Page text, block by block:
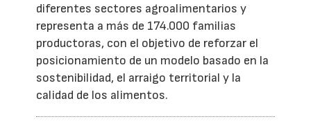
diferentes sectores agroalimentarios y
representa a más de 174.000 familias
productoras, con el objetivo de reforzar el
posicionamiento de un modelo basado en la
sostenibilidad, el arraigo territorial y la
calidad de los alimentos.